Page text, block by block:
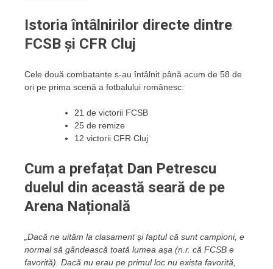
Istoria întâlnirilor directe dintre
FCSB și CFR Cluj
Cele două combatante s-au întâlnit până acum de 58 de
ori pe prima scenă a fotbalului românesc:
21 de victorii FCSB
25 de remize
12 victorii CFR Cluj
Cum a prefațat Dan Petrescu
duelul din această seară de pe
Arena Națională
„Dacă ne uităm la clasament și faptul că sunt campioni, e
normal să gândească toată lumea așa (n.r. că FCSB e
favorită). Dacă nu erau pe primul loc nu exista favorită,